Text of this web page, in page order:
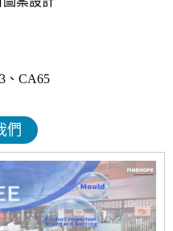
、CA65
們